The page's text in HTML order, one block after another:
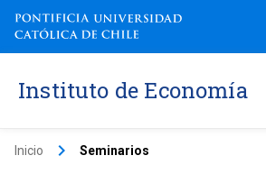
Instituto de Economía
Inicio keyboard_arrow_right Seminarios